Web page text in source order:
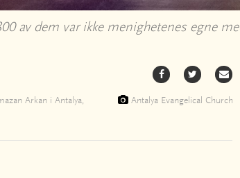
av dem var ikke menighetenes egne
Arkan i Antalya,
Antalya Evangelical Church